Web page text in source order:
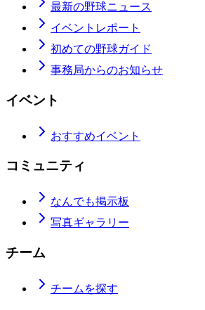
最新の野球ニュース
イベントレポート
初めての野球ガイド
事務局からのお知らせ
イベント
おすすめイベント
コミュニティ
なんでも掲示板
写真ギャラリー
チーム
チームを探す